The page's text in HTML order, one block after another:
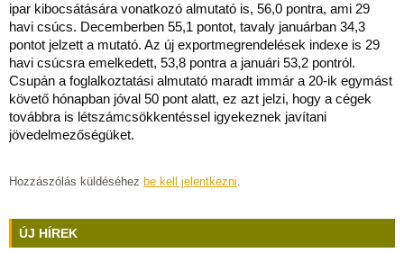
ipar kibocsátására vonatkozó almutató is, 56,0 pontra, ami 29
havi csúcs. Decemberben 55,1 pontot, tavaly januárban 34,3
pontot jelzett a mutató. Az új exportmegrendelések indexe is 29
havi csúcsra emelkedett, 53,8 pontra a januári 53,2 pontról.
Csupán a foglalkoztatási almutató maradt immár a 20-ik egymást
követő hónapban jóval 50 pont alatt, ez azt jelzi, hogy a cégek
továbbra is létszámcsökkentéssel igyekeznek javítani
jövedelmezőségüket.
Hozzászólás küldéséhez be kell jelentkezni.
ÚJ HÍREK